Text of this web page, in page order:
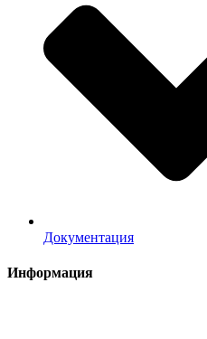
Документация
Информация